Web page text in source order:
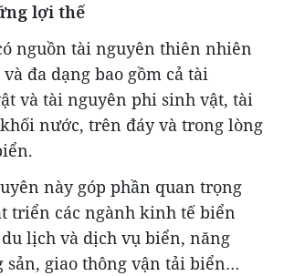
lợi thế
nguồn tài nguyên thiên nhiên
đa dạng bao gồm cả tài
và tài nguyên phi sinh vật, tài
nước, trên đáy và trong lòng
này góp phần quan trọng
triển các ngành kinh tế biển
lịch và dịch vụ biển, năng
sản, giao thông vận tải biển…